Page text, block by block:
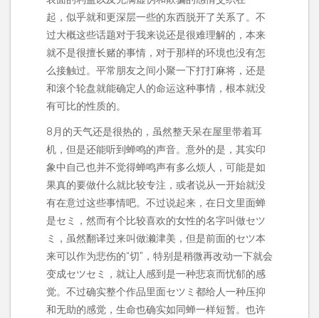
起，似乎就和更深层一些的东西脱开了关系了。不
过大概这些话题对于我来说还是很难理解的，本来
就不是很擅长赌的事情，对于那样的环境也没有怎
么接触过。平常朋友之间小聚一下打打麻将，还是
和滚个轮盘就能确定人的命运这种事情，根本就没
有可比的性质的。
8月的天气还是很热的，虽然整天呆在屋里带着耳
机，但是还能听到蝉鸣的声音。意外的是，其实印
象中自己也并不觉得蝉鸣声有多么烦人，可能是如
果真的要做什么就比较专注，或者说从一开始就没
有在意过这些事情吧。不过说起来，在日文里面蝉
是セミ，然而有个比较喜欢的女性的名字叫做セツ
ミ，虽然翻译过来叫做濑津美，但是前面的セツ本
来可以作为悲伤的“切”，特别是稍微再改动一下就会
变成セツセミ，就让人感到是一种悲哀而忧郁的感
觉。不过确实整个作品里面セツミ都给人一种压抑
和无助的感觉，生命也确实如同蝉一样短暂。也许